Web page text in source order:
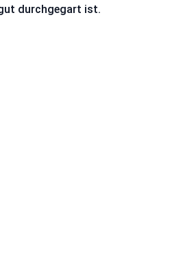
durchgegart ist.